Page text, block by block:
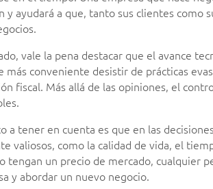
y ayudará a que, tanto sus clientes como
vale la pena destacar que el avance
más conveniente desistir de prácticas
fiscal. Más allá de las opiniones, el
a tener en cuenta es que en las
valiosos, como la calidad de vida, el
tengan un precio de mercado, cualquier
y abordar un nuevo negocio.